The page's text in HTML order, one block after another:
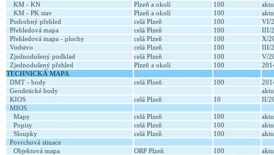
KM - KN
Plzeň a okolí 100
KM - PK stav
Plzeň a okolí 100
Podrobný přehled
celá Plzeň 100
VI/
Přehledová mapa
celá Plzeň 100
III/
Přehledová mapa - plochy
celá Plzeň 100
X/
Vodstvo
celá Plzeň 100
III/
Zjednodušený podklad
celá Plzeň 100
V/
Zjednodušený přehled
Plzeň a okolí 100
TECHNICKÁ MAPA
DMT - body
celá Plzeň 100
Geodetické body
KIOS
celá Plzeň 10
II/
MIOS
Mapy
celá Plzeň 100
Popisy
celá Plzeň 100
Sloupky
celá Plzeň 100
Povrchová situace
Objektová mapa
ORP Plzeň 100